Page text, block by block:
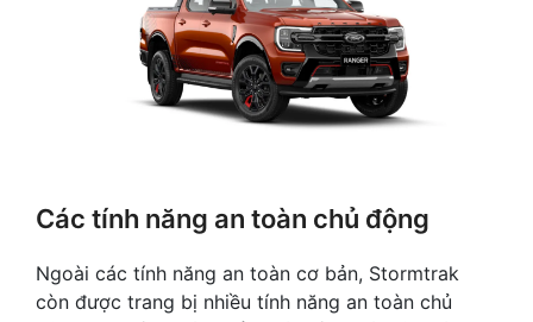
Các tính năng an toàn chủ động
Ngoài các tính năng an toàn cơ bản, Stormtrak
còn được trang bị nhiều tính năng an toàn chủ